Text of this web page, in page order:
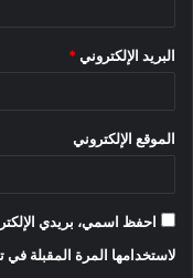
البريد الإلكتروني *
الموقع الإلكتروني
احفظ اسمي، بريدي
لاستخدامها المرة المقبلة في